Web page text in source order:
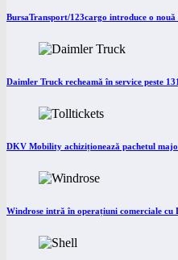
BursaTransport/123cargo introduce o
Daimler Truck recheamă în service peste
DKV Mobility achiziționează pachetul
Windrose intră în operațiuni comerciale cu